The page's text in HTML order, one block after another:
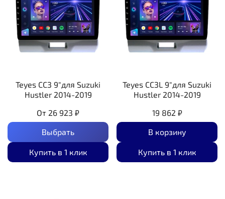
Teyes CC3 9"для Suzuki
Hustler 2014-2019
От 26 923 ₽
Выбрать
Купить в 1 клик
Teyes CC3L 9"для Suzuki
Hustler 2014-2019
19 862 ₽
В корзину
Купить в 1 клик